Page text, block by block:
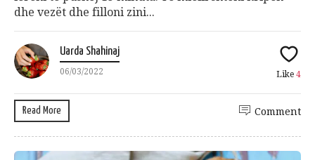
dhe vezët dhe filloni zini...
Uarda Shahinaj
06/03/2022 Like 4
Read More Comment